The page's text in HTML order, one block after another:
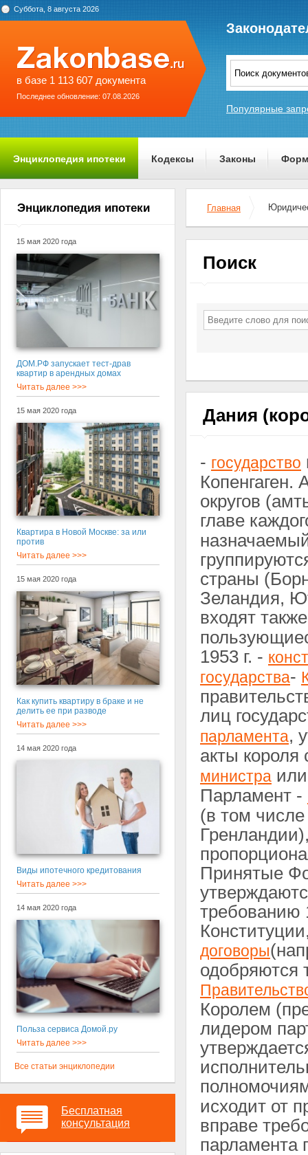
Суббота, 8 августа 2026
в базе 1 113 607 документа
Последнее обновление: 07.08.2026
Популярные
Энциклопедия ипотеки Кодексы Законы
О проекте
Энциклопедия ипотеки
15 мая 2020 года
ДОМ.РФ запускает тест-драв
квартир в арендных домах
Читать далее >>>
15 мая 2020 года
Квартира в Новой Москве: за или
против
Читать далее >>>
15 мая 2020 года
Как купить квартиру в браке и не
делить ее при разводе
Читать далее >>>
14 мая 2020 года
Виды ипотечного кредитования
Читать далее >>>
14 мая 2020 года
Польза сервиса Домой.ру
Читать далее >>>
Все статьи энциклопедии
Бесплатная
консультация
Главная
Поиск
Дания
- государство
Копенгаген.
округов
главе
страны
Зеландия,
входят
1953 г. -
государства-
лиц
парламента,
акты
министра
Парламент -
(в том
Принятые
требованию
договоры
одобряются
Королем
лидером
исходит от
вправе
парламента